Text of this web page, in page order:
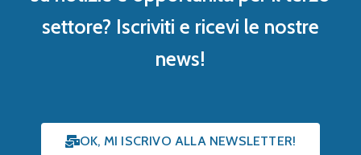
settore? Iscriviti e ricevi le nostre
news!
OK, MI ISCRIVO ALLA NEWSLETTER!